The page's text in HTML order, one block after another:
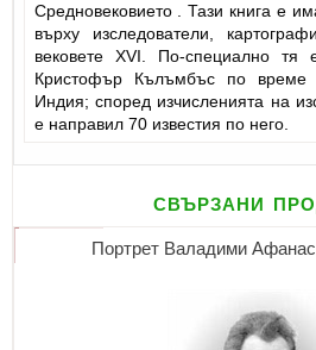
Средновековието . Тази книга е
върху изследователи,
вековете XVI. По-специално
Кристофър Кълъмбъс по време
Индия; според изчисленията на
е направил 70 известия по него.
свързани
Портрет Валадими